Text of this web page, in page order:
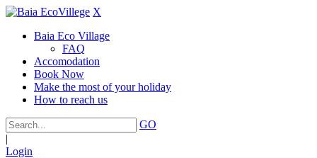
X
Baia Eco Village
FAQ
Accomodation
Book Now
Make the most of your holiday
How to reach us
GO
|
Login